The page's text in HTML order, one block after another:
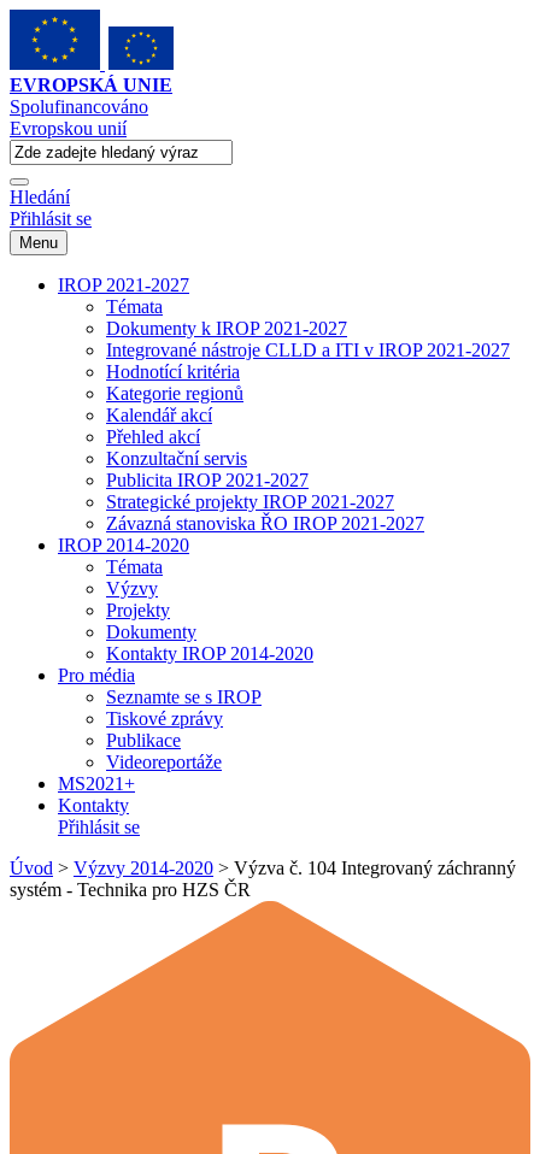
EVROPSKÁ UNIE
Spolufinancováno
Evropskou unií
Hledání
Přihlásit se
Menu
IROP 2021-2027
Témata
Dokumenty k IROP 2021-2027
Integrované nástroje CLLD a ITI v IROP 2021-2027
Hodnotící kritéria
Kategorie regionů
Kalendář akcí
Přehled akcí
Konzultační servis
Publicita IROP 2021-2027
Strategické projekty IROP 2021-2027
Závazná stanoviska ŘO IROP 2021-2027
IROP 2014-2020
Témata
Výzvy
Projekty
Dokumenty
Kontakty IROP 2014-2020
Pro média
Seznamte se s IROP
Tiskové zprávy
Publikace
Videoreportáže
MS2021+
Kontakty
Přihlásit se
Úvod > Výzvy 2014-2020 > Výzva č. 104 Integrovaný záchranný
systém - Technika pro HZS ČR